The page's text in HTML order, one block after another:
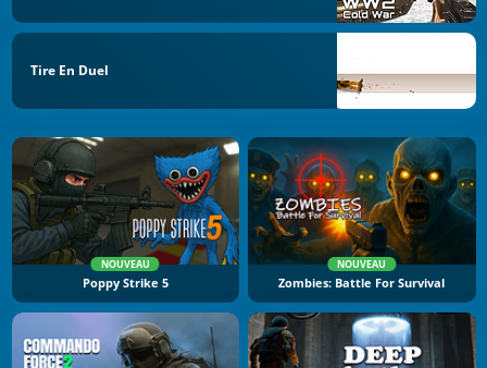
Tire En Duel
NOUVEAU
Poppy Strike 5
NOUVEAU
Zombies: Battle For Survival